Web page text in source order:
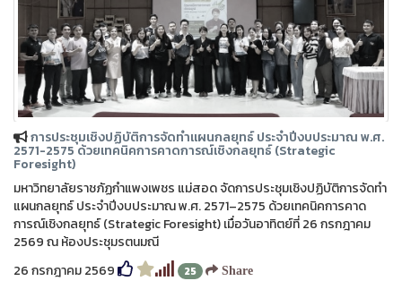
การประชุมเชิงปฏิบัติการจัดทำแผนกลยุทธ์ ประจำปีงบประมาณ พ.ศ.
2571-2575 ด้วยเทคนิคการคาดการณ์เชิงกลยุทธ์ (Strategic
Foresight)
มหาวิทยาลัยราชภัฏกำแพงเพชร แม่สอด จัดการประชุมเชิงปฏิบัติการจัดทำ
แผนกลยุทธ์ ประจำปีงบประมาณ พ.ศ. 2571–2575 ด้วยเทคนิคการคาด
การณ์เชิงกลยุทธ์ (Strategic Foresight) เมื่อวันอาทิตย์ที่ 26 กรกฎาคม
2569 ณ ห้องประชุมรตนมณี
26 กรกฎาคม 2569
25 Share